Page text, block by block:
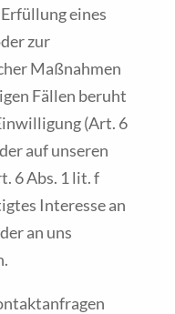
eines
zur
Maßnahmen
Fällen beruht
(Art. 6
auf unseren
6 Abs. 1 lit. f
Interesse an
an uns